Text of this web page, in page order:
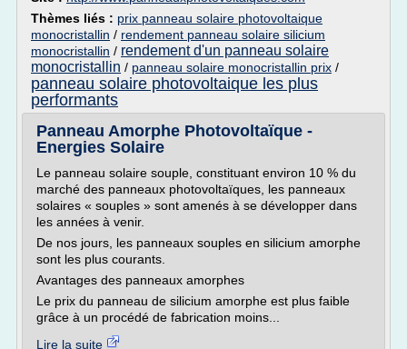
Thèmes liés : prix panneau solaire photovoltaique
monocristallin / rendement panneau solaire silicium
monocristallin / rendement d'un panneau solaire
monocristallin / panneau solaire monocristallin prix /
panneau solaire photovoltaique les plus
performants
Panneau Amorphe Photovoltaïque -
Energies Solaire
Le panneau solaire souple, constituant environ 10 % du
marché des panneaux photovoltaïques, les panneaux
solaires « souples » sont amenés à se développer dans
les années à venir.
De nos jours, les panneaux souples en silicium amorphe
sont les plus courants.
Avantages des panneaux amorphes
Le prix du panneau de silicium amorphe est plus faible
grâce à un procédé de fabrication moins...
Lire la suite